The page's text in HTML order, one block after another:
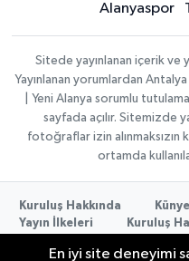
Alanyaspor
Sitede yayınlanan içerik ve
Yayınlanan yorumlardan
| Yeni Alanya sorumlu
sayfada açılır. Sitemizde
fotoğraflar izin
ortamda
Kuruluş Hakkında
Künye
Yayın İlkeleri
Kuruluş
Kullanım Şartları
En iyi site deneyimi